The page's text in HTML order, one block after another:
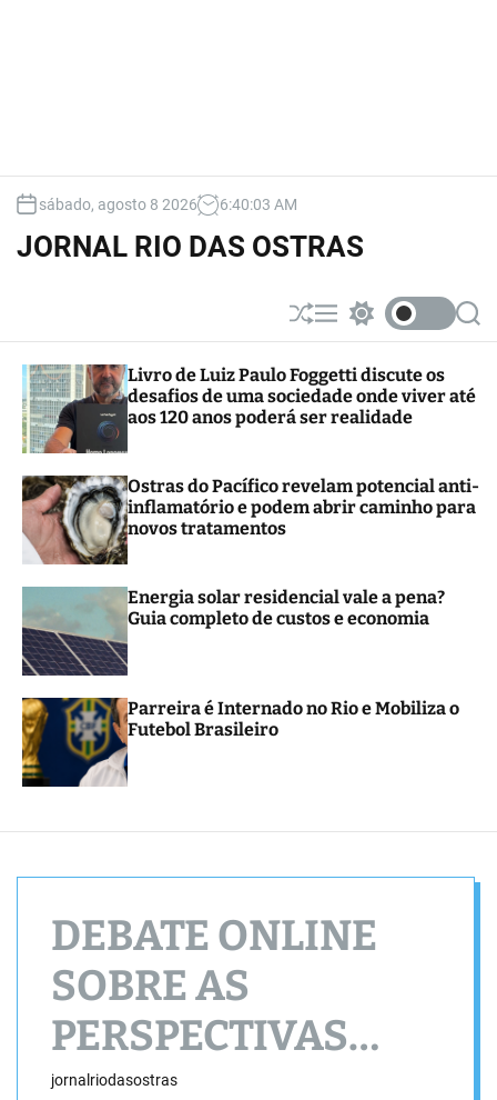
sábado, agosto 8 2026 6:40:04 AM
JORNAL RIO DAS OSTRAS
S
h
ff
l
e
M
e
u
w
t
c
h
o
r
e
S
e
c
Livro de Luiz Paulo Foggetti discute os
desafios de uma sociedade onde viver até
aos 120 anos poderá ser realidade
Ostras do Pacífico revelam potencial anti-
inflamatório e podem abrir caminho para
novos tratamentos
Energia solar residencial vale a pena?
Guia completo de custos e economia
Parreira é Internado no Rio e Mobiliza o
Futebol Brasileiro
DEBATE ONLINE
SOBRE AS
PERSPECTIVAS
PARA O CINEMA
jornalriodasostras